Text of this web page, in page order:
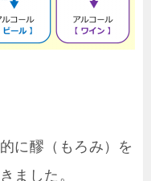
に醪（もろみ）を
ました。